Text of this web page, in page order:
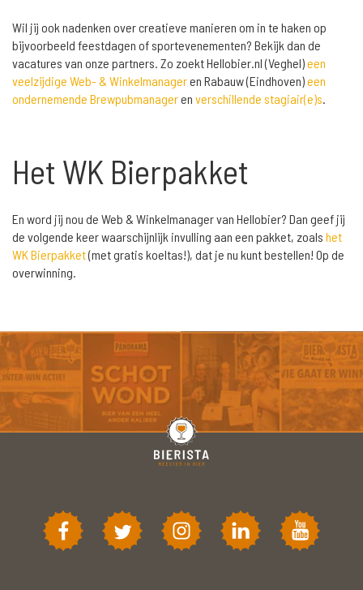
Wil jij ook nadenken over creatieve manieren om in te haken op
bijvoorbeeld feestdagen of sportevenementen? Bekijk dan de
vacatures van onze partners. Zo zoekt Hellobier.nl (Veghel)een
veelzijdige Web- & Winkelmanageren Rabauw (Eindhoven)een
ondernemende Brewpubmanageren verschillende stagiair(e)s.
Het WK Bierpakket
En word jij nou de Web & Winkelmanager van Hellobier? Dan geef jij
de volgende keer waarschijnlijk invulling aan een pakket, zoals het
WK Bierpakket(met gratis koeltas!), dat je nu kunt bestellen! Op de
overwinning.